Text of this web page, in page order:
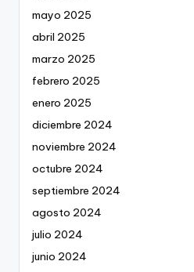
mayo 2025
abril 2025
marzo 2025
febrero 2025
enero 2025
diciembre 2024
noviembre 2024
octubre 2024
septiembre 2024
agosto 2024
julio 2024
junio 2024